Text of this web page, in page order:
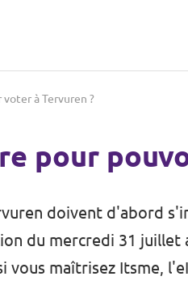
à Tervuren ?
pour
doivent d'abord
du mercredi 31 juillet
maîtrisez Itsme,